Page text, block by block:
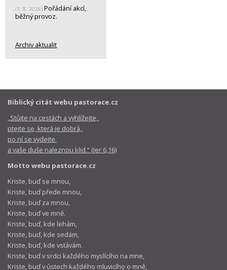
(3. 8. 2026) Pořádání akcí,
běžný provoz.
Archiv aktualit
Biblický citát webu pastorace.cz
„Stůjte na cestách a vyhlížejte,
ptejte se, která je dobrá,
po ní se vydejte
a vaše duše naleznou klid.“ (Jer 6,16)
Motto webu pastorace.cz
Kriste, buď se mnou,
Kriste, buď přede mnou,
Kriste, buď za mnou,
Kriste, buď ve mně.
Kriste, buď, kde lehám,
Kriste, buď, kde sedám,
Kriste, buď, kde vstávám.
Kriste, buď v srdci každého myslícího na mne,
Kriste, buď v ústech každého mluvicího o mně,